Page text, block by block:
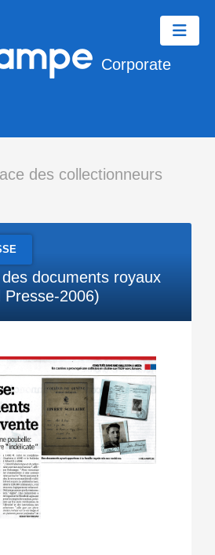
Corporate
des collectionneurs
documents royaux
2006)